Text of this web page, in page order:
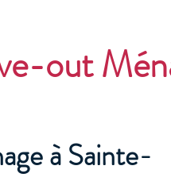
out
à Sainte-